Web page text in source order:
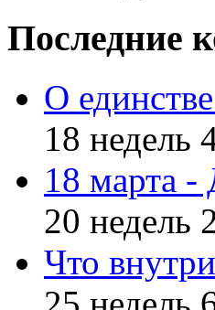
Последние
О
18 недель
18 марта
20 недель
Что